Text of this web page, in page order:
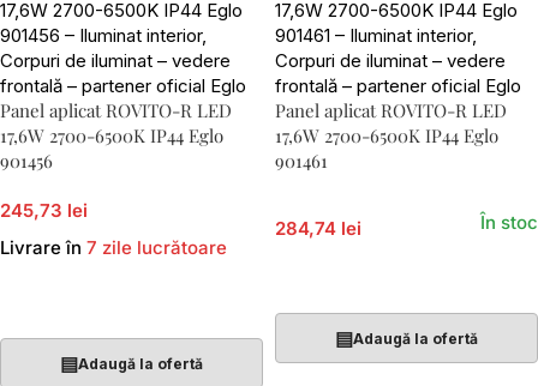
Panel aplicat ROVITO-R LED
17,6W 2700-6500K IP44 Eglo
901456
245,73 lei
Livrare în 7 zile lucrătoare
▤Adaugă la ofertă
Panel aplicat ROVITO-R LED
17,6W 2700-6500K IP44 Eglo
901461
284,74 lei În stoc
▤Adaugă la ofertă